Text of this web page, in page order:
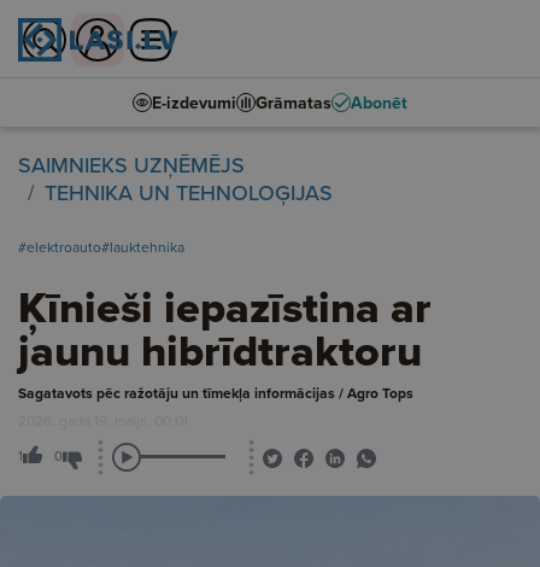
E-izdevumi Grāmatas Abonēt
SAIMNIEKS UZŅĒMĒJS
TEHNIKA UN TEHNOLOĢIJAS
#elektroauto#lauktehnika
Ķīnieši iepazīstina ar
jaunu hibrīdtraktoru
Sagatavots pēc ražotāju un tīmekļa informācijas / Agro Tops
2026. gada 19. maijs, 00:01
1 0